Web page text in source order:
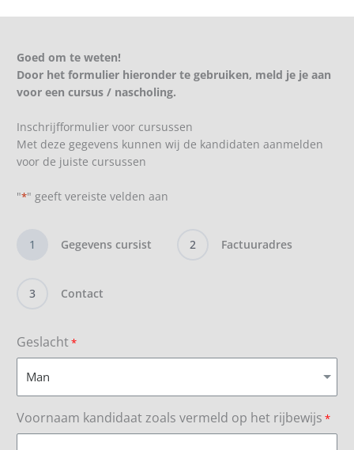
Goed om te weten!
Door het formulier hieronder te gebruiken, meld je je aan
voor een cursus / nascholing.
Inschrijfformulier voor cursussen
Met deze gegevens kunnen wij de kandidaten aanmelden
voor de juiste cursussen
"*" geeft vereiste velden aan
1 Gegevens cursist 2 Factuuradres
3 Contact
Geslacht*
Voornaam kandidaat zoals vermeld op het rijbewijs *